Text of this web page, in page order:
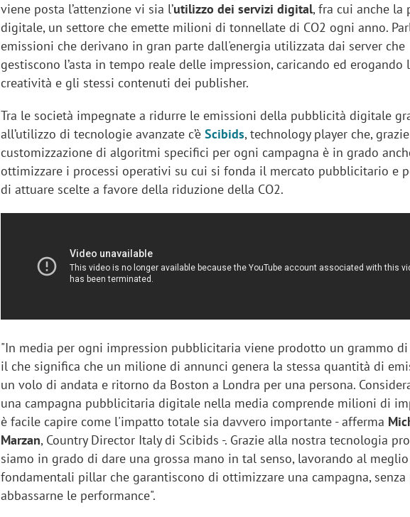
viene posta l’attenzione vi sia l’utilizzo dei servizi digital, fra cui anche la
digitale, un settore che emette milioni di tonnellate di CO2 ogni anno.
emissioni che derivano in gran parte dall'energia utilizzata dai server che
gestiscono l’asta in tempo reale delle impression, caricando ed erogando
creatività e gli stessi contenuti dei publisher.
Tra le società impegnate a ridurre le emissioni della pubblicità digitale
all’utilizzo di tecnologie avanzate c’èScibids, technology player che,
customizzazione di algoritmi specifici per ogni campagna è in grado
ottimizzare i processi operativi su cui si fonda il mercato pubblicitario e
di attuare scelte a favore della riduzione della CO2.
"In media per ogni impression pubblicitaria viene prodotto un grammo
il che significa che un milione di annunci genera la stessa quantità di
un volo di andata e ritorno da Boston a Londra per una persona.
una campagna pubblicitaria digitale nella media comprende milioni di
è facile capire come l'impatto totale sia davvero importante - afferma
Marzan, Country Director Italy di Scibids -. Grazie alla nostra tecnologia
siamo in grado di dare una grossa mano in tal senso, lavorando al
fondamentali pillar che garantiscono di ottimizzare una campagna, senza
abbassarne le performance".